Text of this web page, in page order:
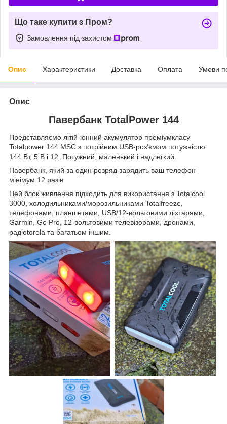
Що таке купити з Пром?
Замовлення під захистом
Опис Характеристики Доставка Оплата Умови
Опис
Павербанк TotalPower 144
Представляємо літій-іонний акумулятор преміумкласу
Totalpower 144 MSC з потрійним USB-роз'ємом потужністю
144 Вт, 5 В і 12. Потужний, маленький і надлегкий.
Павербанк, який за один розряд зарядить ваш телефон
мінімум 12 разів.
Цей блок живлення підходить для використання з Totalcool
3000, холодильниками/морозильниками Totalfreeze,
телефонами, планшетами, USB/12-вольтовими ліхтарями,
Garmin, Go Pro, 12-вольтовими телевізорами, дронами,
радіоtorola та багатьом іншим.